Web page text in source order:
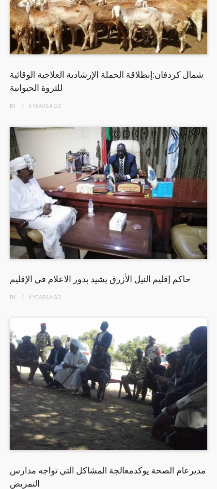
شمال كردفان:إنطلاقة الحملة الإرشادية العلاجية الوقائية
للثروة الحيوانية
BY 5 YEARSAGO
حاكم إقليم النيل الأزرق يشيد بدور الاعلام في الإقليم
BY 4 YEARSAGO
مديرعام الصحة يوكدمعالجة المشاكل التي تواجه مدارس
التمريض